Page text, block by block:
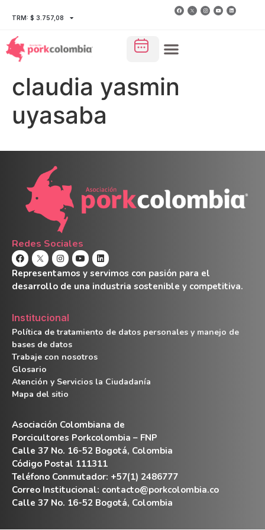
TRM: $ 3.757,08
claudia yasmin
uyasaba
Redes Sociales
Representamos y servimos con pasión para el
desarrollo de una industria sostenible y competitiva.
Institucional
Política de tratamiento de datos personales y manejo de
bases de datos
Trabaje con nosotros
Glosario
Atención y Servicios la Ciudadanía
Mapa del sitio
Asociación Colombiana de
Porcicultores Porkcolombia – FNP
Calle 37 No. 16-52 Bogotá, Colombia
Código Postal 111311
Teléfono Conmutador: +57(1) 2486777
Correo Institucional: contacto@porkcolombia.co
Calle 37 No. 16-52 Bogotá, Colombia